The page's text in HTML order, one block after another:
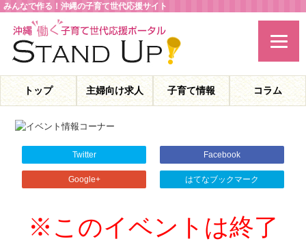
みんなで作る！沖縄の子育て世代応援サイト
主婦特化型の求人情報と、子育てや教育に役立つコラムを発信。
沖縄の子育て世代、働くママを応援します！
トップ 主婦向け求人 子育て情報 コラム
Twitter Facebook
Google+ はてなブックマーク
※このイベントは終了